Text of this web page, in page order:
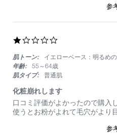
い
す
い
rating
肌トーン:
イエローベース：明るめ
年齢:
55～64歳
肌タイプ:
普通肌
化粧崩れします
Review
by
review
stating
口コミ評価がよかったので購入
使うとお粉がよれて毛穴がより